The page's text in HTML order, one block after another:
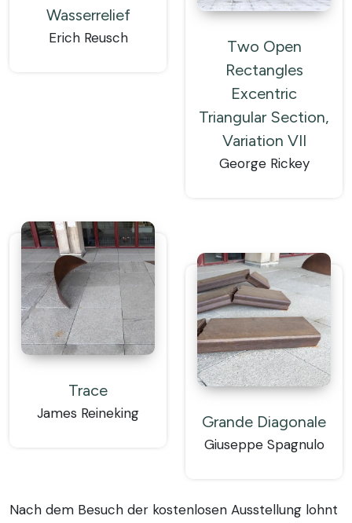
Wasserrelief
Erich Reusch
Two Open
Rectangles
Excentric
Triangular Section,
Variation VII
George Rickey
Trace
James Reineking Grande Diagonale
Giuseppe Spagnulo
Nach dem Besuch der kostenlosen Ausstellung lohnt